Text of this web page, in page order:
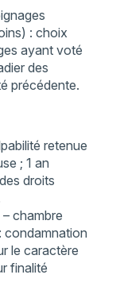
: choix
ayant voté
des
précédente.
retenue
; 1 an
droits
chambre
condamnation
le caractère
finalité